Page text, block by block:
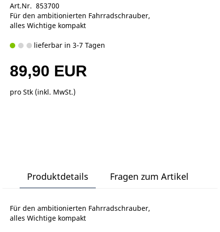
Art.Nr. 853700
Für den ambitionierten Fahrradschrauber,
alles Wichtige kompakt
lieferbar in 3-7 Tagen
89,90 EUR
pro Stk (inkl. MwSt.)
Produktdetails Fragen zum Artikel
Für den ambitionierten Fahrradschrauber,
alles Wichtige kompakt